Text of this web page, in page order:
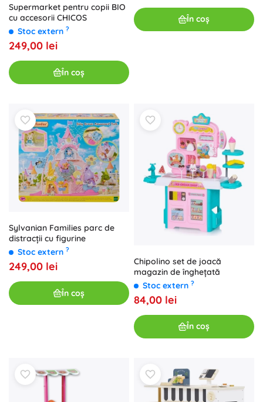
Supermarket pentru copii BIO
cu accesorii CHICOS
Stoc extern ?
249,00 lei
În coș
În coș
Sylvanian Families parc de
distracții cu figurine
Stoc extern ?
249,00 lei
În coș
Chipolino set de joacă
magazin de înghețată
Stoc extern ?
84,00 lei
În coș